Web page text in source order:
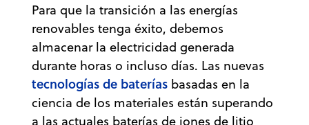
Para que la transición a las energías
renovables tenga éxito, debemos
almacenar la electricidad generada
durante horas o incluso días. Las nuevas
tecnologías de baterías basadas en la
ciencia de los materiales están superando
a las actuales baterías de iones de litio